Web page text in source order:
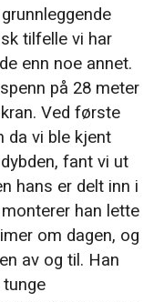
tilfelle vi har
enn noe annet.
på 28 meter
Ved første
da vi ble kjent
fant vi ut
hans er delt inn i
han lette
om dagen, og
av og til. Han